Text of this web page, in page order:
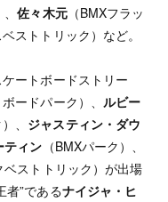
、佐々木元（BMXフラッ
ストトリック）など。
ケートボードストリー
ードパーク）、 ルビー
、 ジャスティン・ダウ
ティン （BMXパーク）、
ベストトリック）が出場
者”であるナイジャ・ヒ